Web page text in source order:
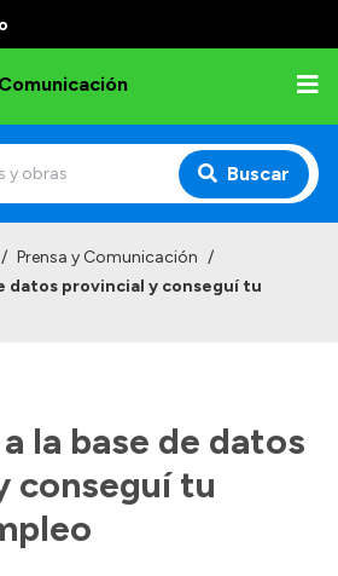
Buscar
/ Prensa y Comunicación /
datos provincial y conseguí tu
la base de datos
conseguí tu